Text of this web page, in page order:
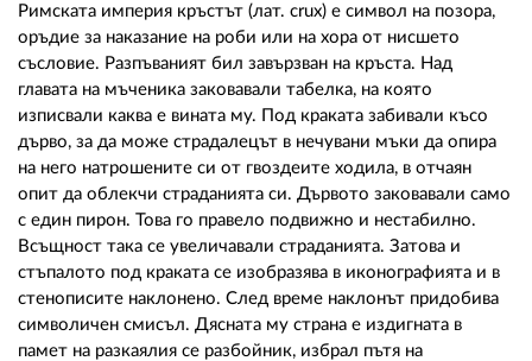
Римската империя кръстът (лат. crux) е символ на позора,
оръдие за наказание на роби или на хора от нисшето
съсловие. Разпъваният бил завързван на кръста. Над
главата на мъченика заковавали табелка, на която
изписвали каква е вината му. Под краката забивали късо
дърво, за да може страдалецът в нечувани мъки да опира
на него натрошените си от гвоздеите ходила, в отчаян
опит да облекчи страданията си. Дървото заковавали само
с един пирон. Това го правело подвижно и нестабилно.
Всъщност така се увеличавали страданията. Затова и
стъпалото под краката се изобразява в иконографията и в
стенописите наклонено. След време наклонът придобива
символичен смисъл. Дясната му страна е издигната в
памет на разкаялия се разбойник, избрал пътя на